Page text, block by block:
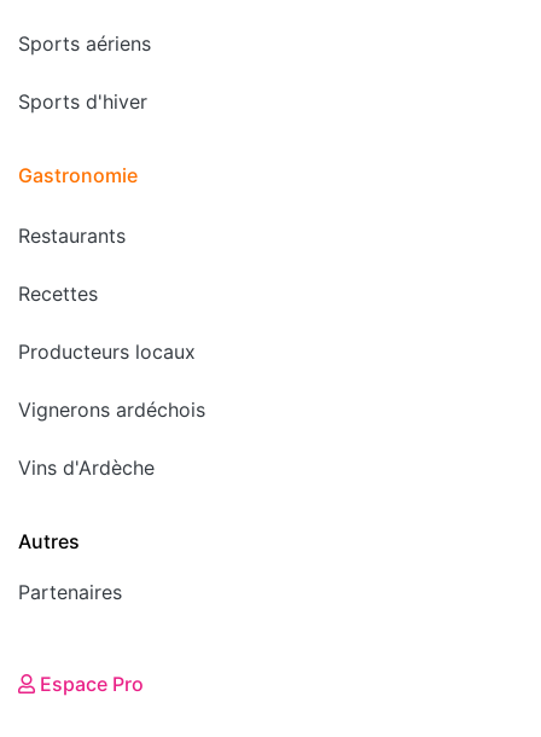
Sports aériens
Sports d'hiver
Gastronomie
Restaurants
Recettes
Producteurs locaux
Vignerons ardéchois
Vins d'Ardèche
Autres
Partenaires
Espace Pro